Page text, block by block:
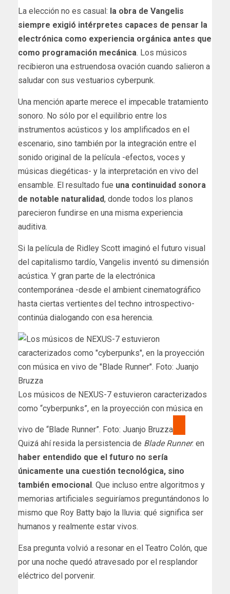
La elección no es casual: la obra de Vangelis
siempre exigió intérpretes capaces de pensar la
electrónica como experiencia orgánica antes que
como programación mecánica. Los músicos
recibieron una estruendosa ovación cuando salieron a
saludar con sus vestuarios cyberpunk.
Una mención aparte merece el impecable tratamiento
sonoro. No sólo por el equilibrio entre los
instrumentos acústicos y los amplificados en el
escenario, sino también por la integración entre el
sonido original de la película -efectos, voces y
músicas diegéticas- y la interpretación en vivo del
ensamble. El resultado fue una continuidad sonora
de notable naturalidad, donde todos los planos
parecieron fundirse en una misma experiencia
auditiva.
Si la película de Ridley Scott imaginó el futuro visual
del capitalismo tardío, Vangelis inventó su dimensión
acústica. Y gran parte de la electrónica
contemporánea -desde el ambient cinematográfico
hasta ciertas vertientes del techno introspectivo-
continúa dialogando con esa herencia.
Los músicos de NEXUS-7 estuvieron caracterizados
como “cyberpunks”, en la proyección con música en
vivo de “Blade Runner”. Foto: Juanjo Bruzza
Quizá ahí resida la persistencia de Blade Runner: en
haber entendido que el futuro no sería
únicamente una cuestión tecnológica, sino
también emocional. Que incluso entre algoritmos y
memorias artificiales seguiríamos preguntándonos lo
mismo que Roy Batty bajo la lluvia: qué significa ser
humanos y realmente estar vivos.
Esa pregunta volvió a resonar en el Teatro Colón, que
por una noche quedó atravesado por el resplandor
eléctrico del porvenir.